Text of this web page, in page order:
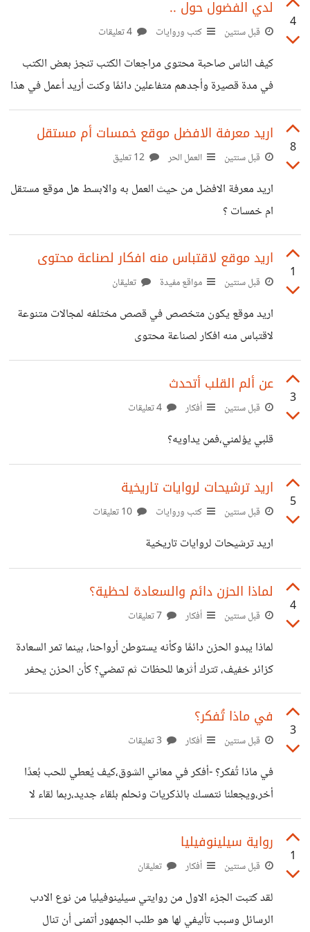
مظبوط يافندم، دكتور كريم هيشوفك بعد دقيقة، استريحي.
جلست هنا تنتظر دورها، تنظر هنا وهناك،وتمسك هاتفها تارة لكي
هاتفها ونظرت حولها،تبحث عن مصدر الصوت،شعرت بحرارة
تسري في جسدها، وقطرات العرق بدأت تتجمع على جبينها،
حاولت أن تتمالك نفسها، ولكن
4
لدي الفضول حول ..
قبل سنتين كتب وروايات
كيف الناس صاحبة محتوى مراجعات الكتب تنجز بعض الكتب
في مدة قصيرة وأجدهم متفاعلين دائمًا وكنت أريد أعمل في هذا
المحتوى ولكني وجدت المدة ستطول ولا أعرف كيف ادير
حسابي في فترة أنجاز الكتاب
8
اريد معرفة الافضل موقع خمسات أم مستقل
قبل سنتين العمل الحر
اريد معرفة الافضل من حيث العمل به والابسط هل موقع مستقل
ام خمسات ؟
1
اريد موقع لاقتباس منه افكار لصناعة محتوى
قبل سنتين مواقع مفيدة تعليقان
اريد موقع يكون متخصص في قصص مختلفه لمجالات متنوعة
لاقتباس منه افكار لصناعة محتوى
3
عن ألم القلب أتحدث
قبل سنتين أفكار
قلبي يؤلمني،فمن يداويه؟
5
اريد ترشيحات لروايات تاريخية
قبل سنتين كتب وروايات
اريد ترشيحات لروايات تاريخية
4
لماذا الحزن دائم والسعادة لحظية؟
قبل سنتين أفكار
لماذا يبدو الحزن دائمًا وكأنه يستوطن أرواحنا، بينما تمر السعادة
كزائر خفيف، تترك أثرها للحظات ثم تمضي؟ كأن الحزن يحفر
جذوره عميقًا، بينما تأتي السعادة كنسمة سريعة، تلامسنا برفق ثم
تتلاشى.
3
في ماذا تُفكر؟
قبل سنتين أفكار
في ماذا تُفكر؟ -أفكر في معاني الشوق،كيف يُعطي للحب بُعدًا
أخر،ويجعلنا نتمسك بالذكريات ونحلم بلقاء جديد،ربما لقاء لا
ينتهي ،بعقلي حوار طويل يجمعني بمن أشتاق،أفكر في كل لحظة
كيف ستكون الحياة لو كنا بجوار من نُحب،وكيف سيكون لون
الأيام إذا عاد من نحب ليملأ هذا الفارغ،بعقلي أمنيات وأحلام
رغم هذه المسافات. آية_الدرديري
1
رواية سيلينوفيليا
قبل سنتين أفكار تعليقان
لقد كتبت الجزء الاول من روايتي سيلينوفيليا من نوع الادب
الرسائل وسبب تأليفي لها هو طلب الجمهور أتمنى أن تنال